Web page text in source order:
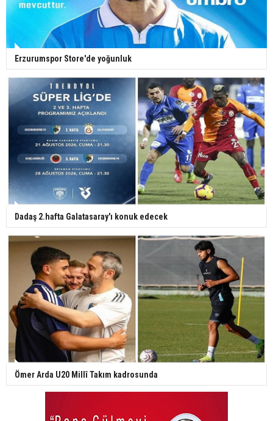
Erzurumspor Store'de yoğunluk
Dadaş 2.hafta Galatasaray'ı konuk edecek
Ömer Arda U20 Millî Takım kadrosunda